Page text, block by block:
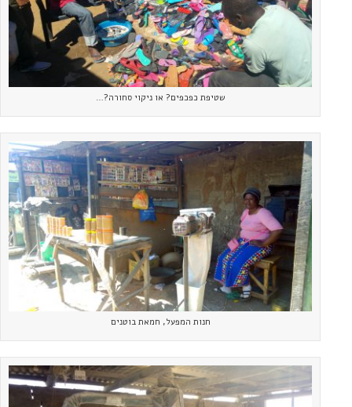
שטיפת כפכפים? או ניקוי סחורה?…
חנות המפעל, חמאת בוטנים